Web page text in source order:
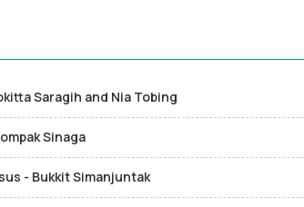
Saragih and Nia Tobing
Sinaga
- Bukkit Simanjuntak